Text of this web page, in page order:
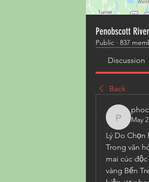
Penobscott
Public · 837
Discussion
Back
May
Lý Do Chọn
Trong văn
mai cúc
vàng Bến